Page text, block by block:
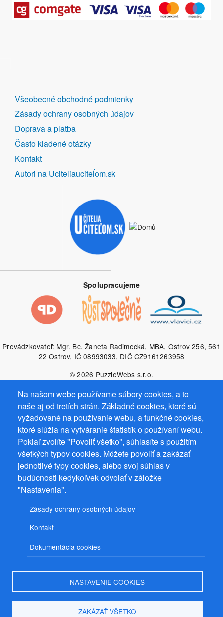
Na našom webe používame súbory cookies, a to
naše aj od tretích strán. Základné cookies, ktoré sú
vyžadované na používanie webu, a funkčné cookies,
ktoré slúžia na vytváranie štatistík o používaní webu.
Pokiaľ zvolíte "Povoliť všetko", súhlasíte s použitím
všetkých typov cookies. Môžete povoliť a zakázať
jednotlivé typy cookies, alebo svoj súhlas v
budúcnosti kedykoľvek odvolať v záložke
"Nastavenia".
Zásady ochrany osobných údajov
Kontakt
Dokumentácia cookies
NASTAVENIE COOKIES
ZAKÁZAŤ VŠETKO
DALŠÍ
ODKAZY
Všeobecné obchodné podmienky
Zásady ochrany osobných údajov
Doprava a platba
Často kladené otázky
Kontakt
Autori na Uciteliauciteĺom.sk
Spolupracujeme
Prevádzkovateľ: Mgr. Bc. Žaneta Radimecká, MBA, Ostrov 256, 561
22 Ostrov, IČ 08993033, DIČ CZ9161263958
© 2026 PuzzleWebs s.r.o.